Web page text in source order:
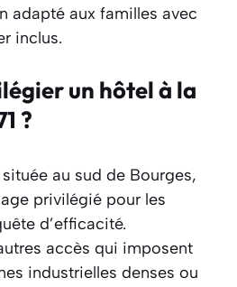
adapté aux familles avec
inclus.
un hôtel à la
?
située au sud de Bourges,
privilégié pour les
d’efficacité.
accès qui imposent
industrielles denses ou